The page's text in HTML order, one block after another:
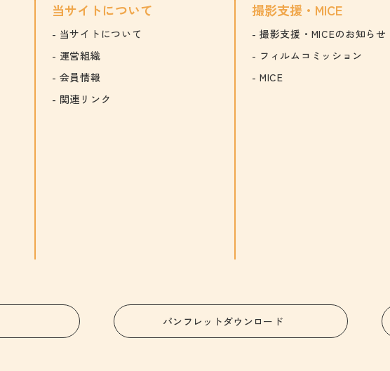
当サイトについて
当サイトについて
運営組織
会員情報
関連リンク
撮影支援・MICE
撮影支援・MICEのお知らせ
フィルムコミッション
MICE
パンフレットダウンロード